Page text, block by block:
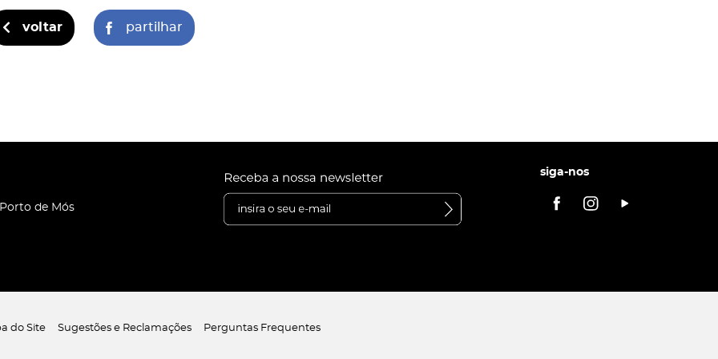
voltar partilhar
de Mós
siga-nos
do Site Sugestões e Reclamações Perguntas Frequentes